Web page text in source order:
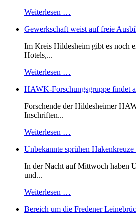
Weiterlesen …
Gewerkschaft weist auf freie
Im Kreis Hildesheim gibt es noch
Hotels,...
Weiterlesen …
HAWK-Forschungsgruppe findet
Forschende der Hildesheimer
Inschriften...
Weiterlesen …
Unbekannte sprühen
In der Nacht auf Mittwoch haben
und...
Weiterlesen …
Bereich um die Fredener